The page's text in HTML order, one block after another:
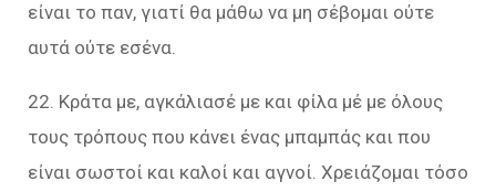
είναι το παν, γιατί θα μάθω να μη σέβομαι ούτε
αυτά ούτε εσένα.
22. Κράτα με, αγκάλιασέ με και φίλα μέ με όλους
τους τρόπους που κάνει ένας μπαμπάς και που
είναι σωστοί και καλοί και αγνοί. Χρειάζομαι τόσο